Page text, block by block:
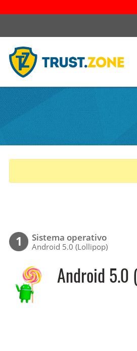
1 Sistema operativo
Android 5.0 (Lollipop)
Android 5.0